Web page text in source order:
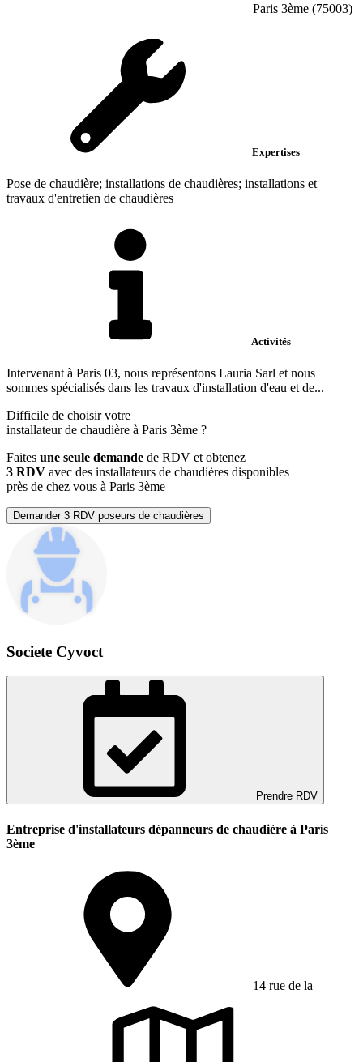
Paris 3ème (75003)
Expertises
Pose de chaudière; installations de chaudières; installations et
travaux d'entretien de chaudières
Activités
Intervenant à Paris 03, nous représentons Lauria Sarl et nous
sommes spécialisés dans les travaux d'installation d'eau et de...
Difficile de choisir votre
installateur de chaudière à Paris 3ème ?
Faites une seule demande de RDV et obtenez
3 RDV avec des installateurs de chaudières disponibles
près de chez vous à Paris 3ème
Demander 3 RDV poseurs de chaudières
Societe Cyvoct
Prendre RDV
Entreprise d'installateurs dépanneurs de chaudière à Paris
3ème
14 rue de la